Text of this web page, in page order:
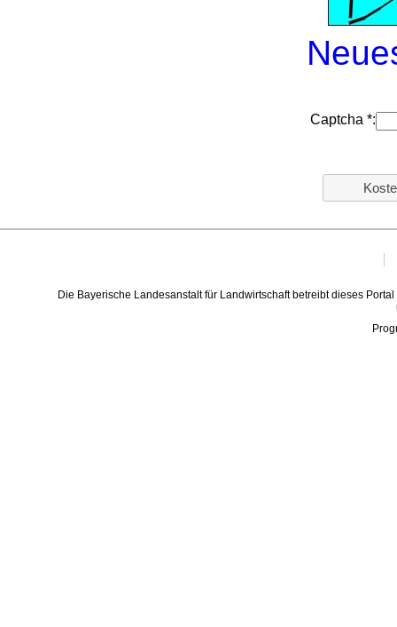
Captcha *:
Die Bayerische Landesanstalt für Landwirtschaft betreibt dieses